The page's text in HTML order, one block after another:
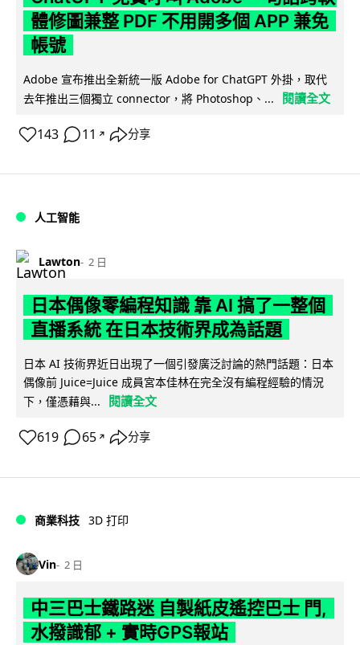
體修圖兼整 PDF 不用開多個 APP 兼免
帳號
Adobe 宣布推出全新統一版 Adobe for ChatGPT 外掛，取代
去年推出三個獨立 connector，將 Photoshop、...
閱讀全文
143 11 ↗ 分享
人工智能
Lawton 2 日
日本偶像零編程知識 靠 AI 搞了一整個
直播系統 在日本技術界成為話題
日本 AI 技術界近日出現了一個引發廣泛討論的熱門話題：日本
偶像前 Juice=Juice 成員宮本佳林在完全沒有編程經驗的情況
下，僅憑藉與...
閱讀全文
619 65 ↗ 分享
商業科技 3D 打印
Vin 2 日
中三巴士鐵路迷 自製紙皮遙控巴士 門,
水撥識郁 + 實時GPS報站